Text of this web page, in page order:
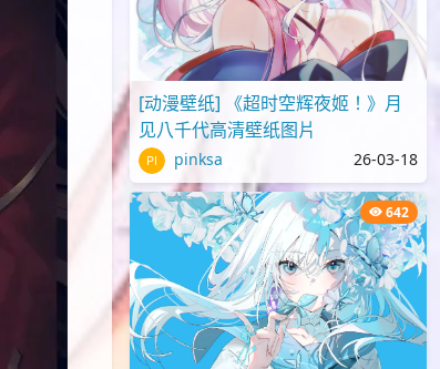
[动漫壁纸] 《超时空辉夜姬！》月
见八千代高清壁纸图片
pinksa 26-03-18
642